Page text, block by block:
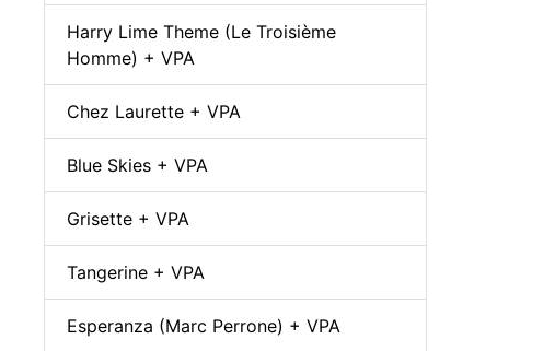
Harry Lime Theme (Le Troisième
Homme) + VPA
Chez Laurette + VPA
Blue Skies + VPA
Grisette + VPA
Tangerine + VPA
Esperanza (Marc Perrone) + VPA